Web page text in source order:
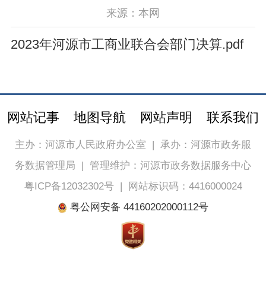
来源：本网
2023年河源市工商业联合会部门决算.pdf
网站记事 地图导航 网站声明 联系我们
主办：河源市人民政府办公室 | 承办：河源市政务服
务数据管理局 | 管理维护：河源市政务数据服务中心
粤ICP备12032302号|
网站标识码：4416000024
粤公网安备 44160202000112号